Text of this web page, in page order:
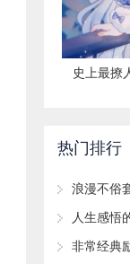
史上最撩
热门排行
浪漫不俗
人生感悟
非常经典